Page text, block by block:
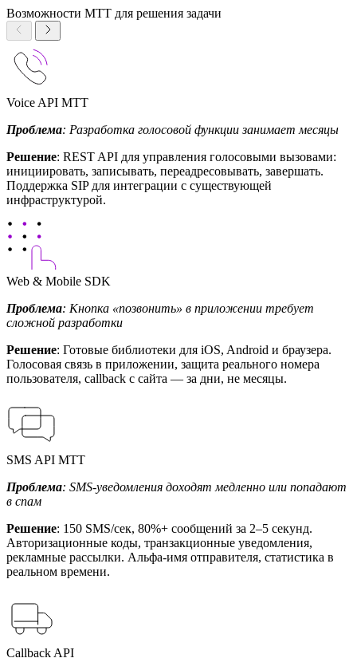
Возможности МТТ для решения задачи
Voice API МТТ
Проблема: Разработка голосовой функции занимает месяцы
Решение: REST API для управления голосовыми вызовами:
инициировать, записывать, переадресовывать, завершать.
Поддержка SIP для интеграции с существующей
инфраструктурой.
Web & Mobile SDK
Проблема: Кнопка «позвонить» в приложении требует
сложной разработки
Решение: Готовые библиотеки для iOS, Android и браузера.
Голосовая связь в приложении, защита реального номера
пользователя, callback с сайта — за дни, не месяцы.
SMS API МТТ
Проблема: SMS-уведомления доходят медленно или попадают
в спам
Решение: 150 SMS/сек, 80%+ сообщений за 2–5 секунд.
Авторизационные коды, транзакционные уведомления,
рекламные рассылки. Альфа-имя отправителя, статистика в
реальном времени.
Callback API